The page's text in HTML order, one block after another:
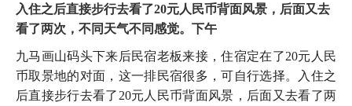
入住之后直接步行去看了20元人民币背面风景，后面又去
看了两次，不同天气不同感觉。下午
九马画山码头下来后民宿老板来接，住宿定在了20元人民
币取景地的对面，这一排民宿很多，可自行选择。入住之
后直接步行去看了20元人民币背面风景，后面又去看了两